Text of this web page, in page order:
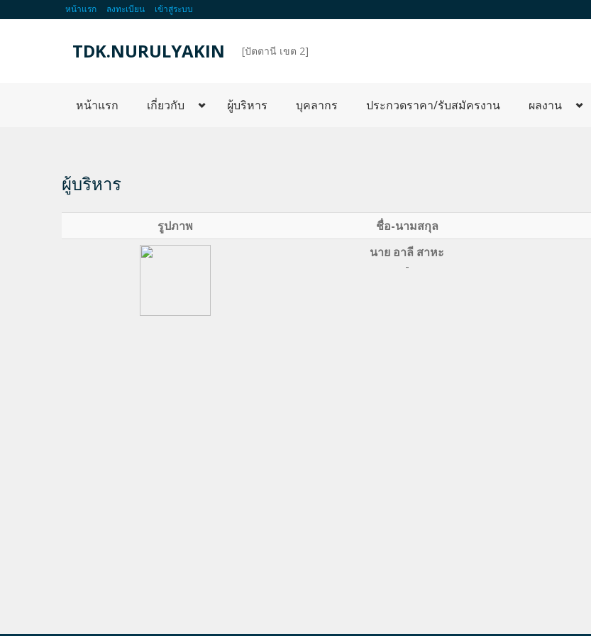
หน้าแรก ลงทะเบียน เข้าสู่ระบบ
TDK.NURULYAKIN [ปัตตานี เขต 2]
หน้าแรก เกี่ยวกับ ผู้บริหาร บุคลากร ประกวดราคา/รับสมัครงาน ผลงาน
ผู้บริหาร
รูปภาพ ชื่อ-นามสกุล
นาย อาลี สาหะ
-